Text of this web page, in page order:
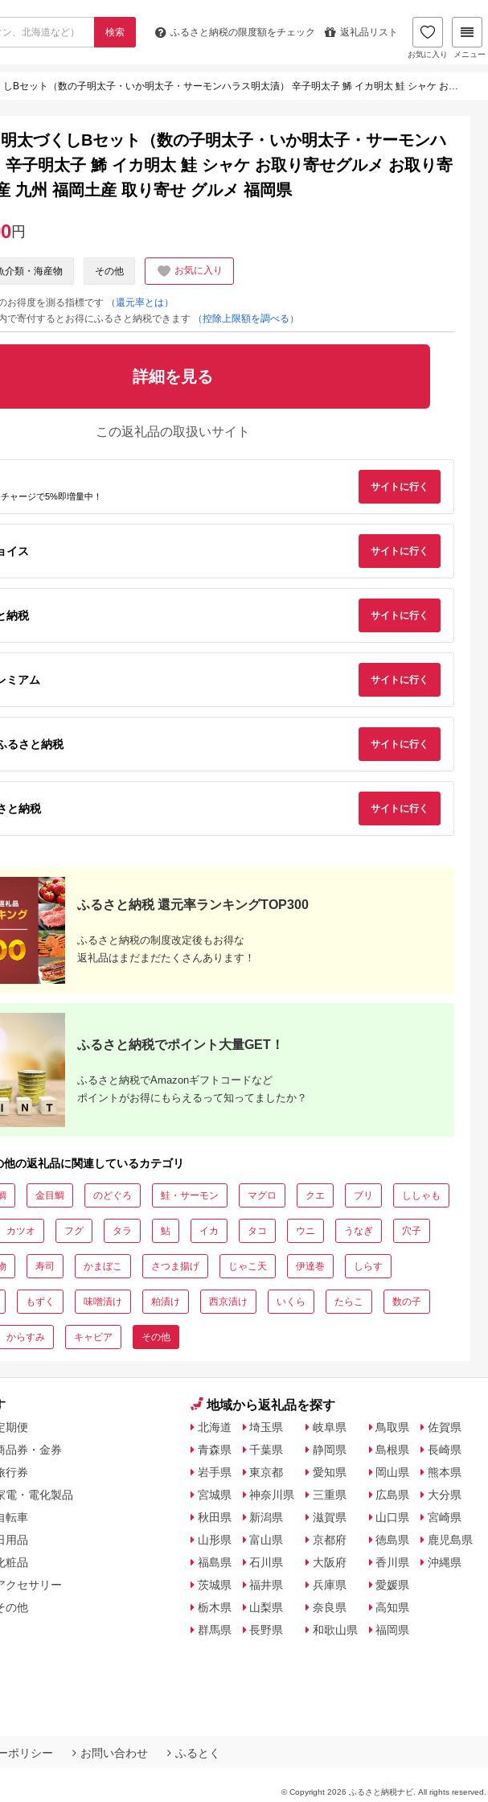
検索 ふるさと納税の限度額をチェック 返礼品リスト
お気に入り メニュー
の子明太子・いか明太子・サーモンハラス明太漬） 辛子明太子 鯑 イカ明太 鮭 シャケ お取り寄せグルメ お取り寄せ 福岡 お土産 九州 福岡土産 取り寄せ グルメ 福岡県
留萌市
700g ごはん
おかず 珍味 海
のこ カ
コ おせち 高
額:32,000円
子明太子「きわめんた
い」中辛 家庭用切子
辛子明太子400g【12
カ月連続定期便】
かねふく たらこ 訳あ
り 1kg (500g×2箱）
切れ子_AM053
円
北海道 鹿部町
北海道噴火湾産 訳あ
り たらこ 切子
1.6kg（400g×4パッ
ク） たらこ ご飯のお
供
寄付金額:
太づくしBセット（数の子明太子・いか明太子・サーモンハ
辛子明太子 鯑 イカ明太 鮭 シャケ お取り寄せグルメ お取り寄
九州 福岡土産 取り寄せ グルメ 福岡県
円
介類・海産物 その他 お気に入り
お得度を測る指標です
（還元率とは）
で寄付するとお得にふるさと納税できます
（控除上限額を調べる）
詳細を見る
この返礼品の取扱いサイト
ャージで5%即増量中！
サイトに行く
イス サイトに行く
納税 サイトに行く
ミアム サイトに行く
るさと納税 サイトに行く
と納税 サイトに行く
ふるさと納税 還元率ランキングTOP300
ふるさと納税の制度改定後もお得な
返礼品はまだまだたくさんあります！
ふるさと納税でポイント大量GET！
ふるさと納税でAmazonギフトコードなど
ポイントがお得にもらえるって知ってましたか？
の返礼品に関連しているカテゴリ
金目鯛 のどぐろ 鮭・サーモン マグロ クエ ブリ ししゃも
カツオ フグ タラ 鮎 イカ タコ ウニ うなぎ 穴子
寿司 かまぼこ さつま揚げ じゃこ天 伊達巻 しらす
もずく 味噌漬け 粕漬け 西京漬け いくら たらこ 数の子
からすみ キャビア その他
期便
品券・金券
行券
電・電化製品
転車
用品
粧品
クセサリー
の他
地域から返礼品を探す
北海道
青森県
岩手県
宮城県
秋田県
山形県
福島県
茨城県
栃木県
群馬県
埼玉県
千葉県
東京都
神奈川県
新潟県
富山県
石川県
福井県
山梨県
長野県
岐阜県
静岡県
愛知県
三重県
滋賀県
京都府
大阪府
兵庫県
奈良県
和歌山県
鳥取県
島根県
岡山県
広島県
山口県
徳島県
香川県
愛媛県
高知県
福岡県
佐賀県
長崎県
熊本県
大分県
宮崎県
鹿児島県
沖縄県
ポリシー お問い合わせ ふるとく
© Copyright 2026 ふるさと納税ナビ. All rights reserved.